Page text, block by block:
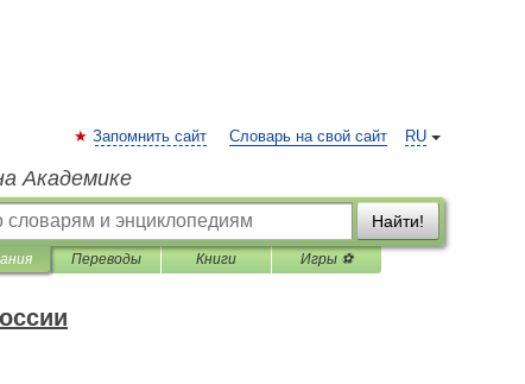
RU
Запомнить сайт Словарь на свой сайт
Академике
Найти!
Переводы Книги Игры ⚽